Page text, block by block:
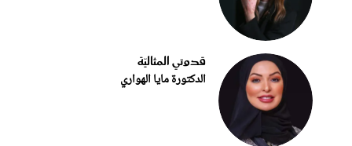
قدوتي المثاليّة
الدكتورة مايا الهواري